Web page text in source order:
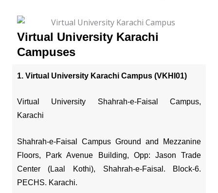
Virtual University Karachi
Campuses
1. Virtual University Karachi Campus (VKHI01)
Virtual University Shahrah-e-Faisal Campus,
Karachi
Shahrah-e-Faisal Campus Ground and Mezzanine
Floors, Park Avenue Building, Opp: Jason Trade
Center (Laal Kothi), Shahrah-e-Faisal. Block-6.
PECHS. Karachi.